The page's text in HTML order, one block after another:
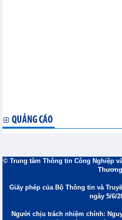
QUẢNG CÁO
© Trung tâm Thông tin Công Nghiệp
Thương
Giấy phép của Bộ Thông tin và
ngày 5/6/
Người chịu trách nhiệm chính: